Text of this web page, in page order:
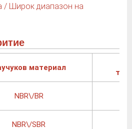
/ Широк диапазон на
материал
NBR\/BR
NBR\/SBR